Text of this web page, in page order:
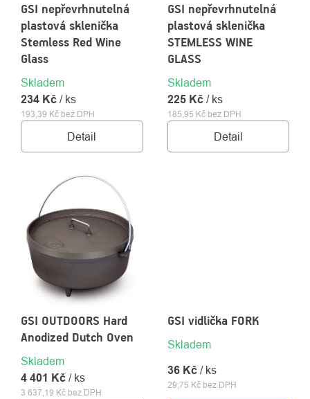
GSI nepřevrhnutelná
plastová sklenička
Stemless Red Wine
Glass
Skladem
193,39 Kč bez DPH
234 Kč / ks
Detail
GSI nepřevrhnutelná
plastová sklenička
STEMLESS WINE
GLASS
Skladem
185,95 Kč bez DPH
225 Kč / ks
Detail
GSI OUTDOORS Hard
Anodized Dutch Oven
Skladem
3 637,19 Kč bez DPH
4 401 Kč / ks
GSI vidlička FORK
Skladem
29,75 Kč bez DPH
36 Kč / ks